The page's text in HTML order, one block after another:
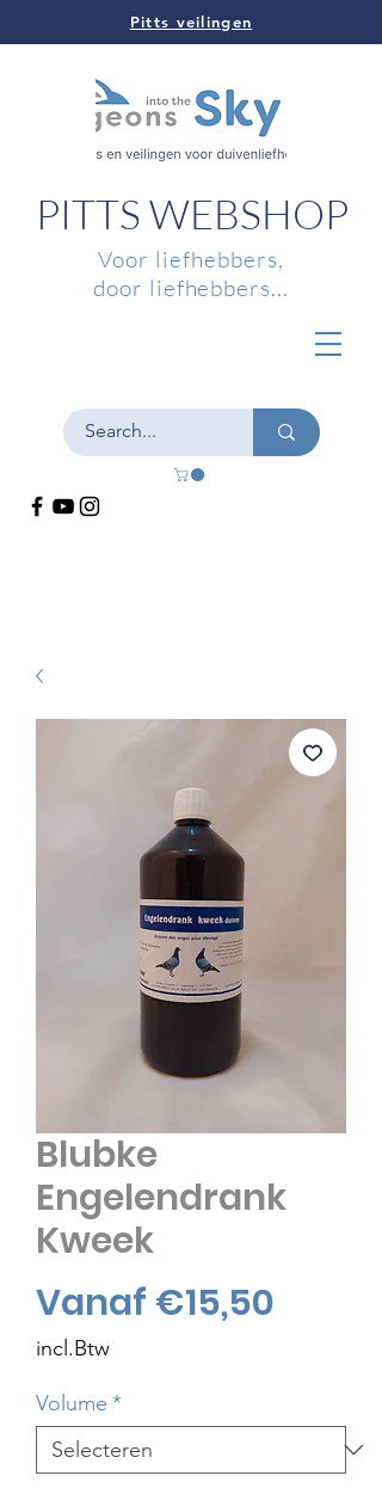
Pitts veilingen
PITTS WEBSHOP
Voor liefhebbers,
door liefhebbers...
Blubke
Engelendrank
Kweek
Vanaf €15,50
incl.Btw
Volume *